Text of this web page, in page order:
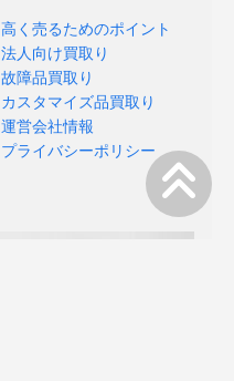
高く売るためのポイント
法人向け買取り
故障品買取り
カスタマイズ品買取り
運営会社情報
プライバシーポリシー